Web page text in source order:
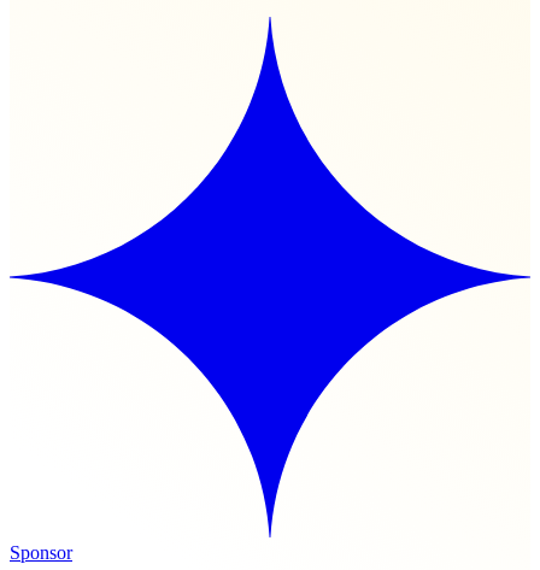
Sponsor